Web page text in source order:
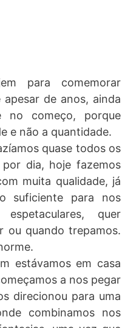
para comemorar
de anos, ainda
no começo, porque
e não a quantidade.
quase todos os
dia, hoje fazemos
muita qualidade, já
suficiente para nos
quer
ou quando trepamos.
estávamos em casa
a nos pegar
direcionou para uma
combinamos nos